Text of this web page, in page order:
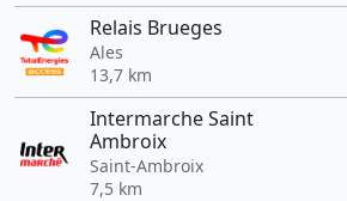
Relais Brueges
Ales
13,7 km
Intermarche Saint
Ambroix
Saint-Ambroix
7,5 km